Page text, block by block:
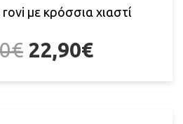
με κρόσσια χιαστί
€ 22,90€